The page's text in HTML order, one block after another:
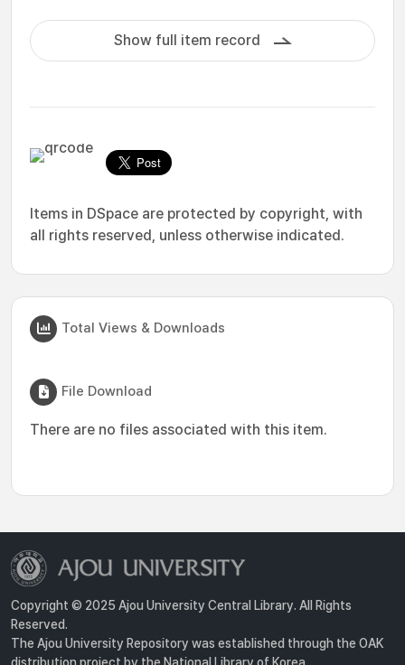
Show full item record
Items in DSpace are protected by copyright, with
all rights reserved, unless otherwise indicated.
Total Views & Downloads
File Download
There are no files associated with this item.
Copyright © 2025 Ajou University Central Library. All Rights
Reserved.
The Ajou University Repository was established through the OAK